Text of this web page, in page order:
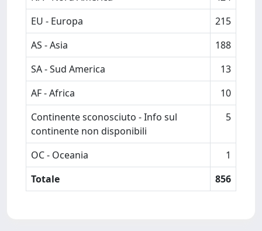
EU - Europa
215
AS - Asia
188
SA - Sud America
13
AF - Africa
10
Continente sconosciuto - Info sul
continente non disponibili
5
OC - Oceania
1
Totale
856